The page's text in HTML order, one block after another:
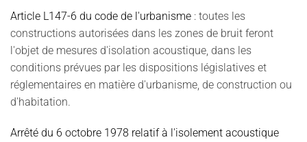
Article L147-6 du code de l'urbanisme : toutes les
constructions autorisées dans les zones de bruit feront
l'objet de mesures d'isolation acoustique, dans les
conditions prévues par les dispositions législatives et
réglementaires en matière d'urbanisme, de construction ou
d'habitation.
Arrêté du 6 octobre 1978 relatif à l'isolement acoustique